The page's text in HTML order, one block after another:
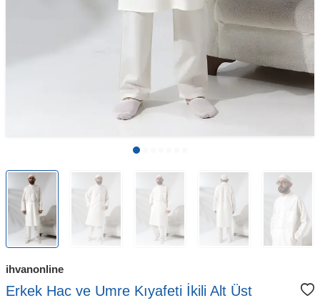
ihvanonline
Erkek Hac ve Umre Kıyafeti İkili Alt Üst